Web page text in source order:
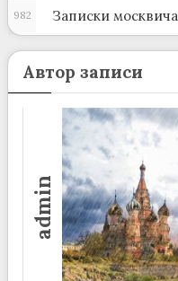
Записки москвича
982
Автор записи
admin